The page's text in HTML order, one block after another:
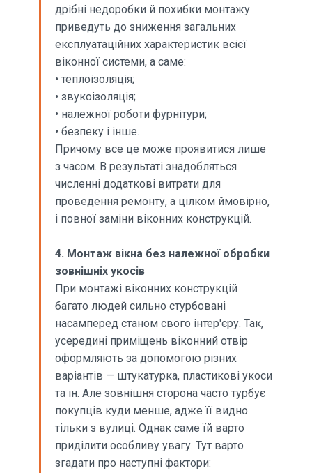
дрібні недоробки й похибки монтажу
приведуть до зниження загальних
експлуатаційних характеристик всієї
віконної системи, а саме:
• теплоізоляція;
• звукоізоляція;
• належної роботи фурнітури;
• безпеку і інше.
Причому все це може проявитися лише
з часом. В результаті знадобляться
численні додаткові витрати для
проведення ремонту, а цілком ймовірно,
і повної заміни віконних конструкцій.
4. Монтаж вікна без належної обробки
зовнішніх укосів
При монтажі віконних конструкцій
багато людей сильно стурбовані
насамперед станом свого інтер'єру. Так,
усередині приміщень віконний отвір
оформляють за допомогою різних
варіантів — штукатурка, пластикові укоси
та ін. Але зовнішня сторона часто турбує
покупців куди менше, адже її видно
тільки з вулиці. Однак саме їй варто
приділити особливу увагу. Тут варто
згадати про наступні фактори: